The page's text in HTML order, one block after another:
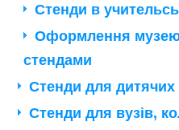
Стенди в
Оформлення музею
стендами
Стенди для дитячих
Стенди для вузів,